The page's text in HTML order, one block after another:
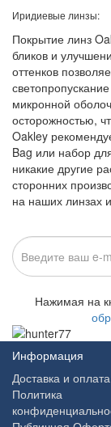
Иридиевые линзы:
Покрытие линз
бликов и
оттенков
микронной
осторожностью,
Oakley
Bag или набор
никакие другие
сторонних
на наших линзах
Нажимая на
Информация
Доставка и оплата
Политика